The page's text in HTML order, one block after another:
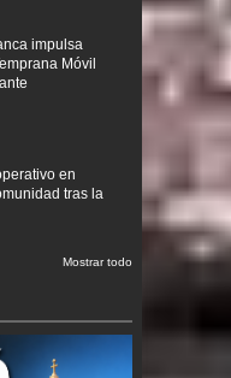
impulsa
Móvil
en
tras la
Mostrar todo